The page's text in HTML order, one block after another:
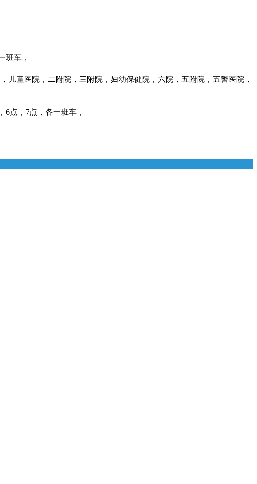
班车，
童医院，二附院，三附院，妇幼保健院，六院，五附院，五警医院，
6点，7点，各一班车，